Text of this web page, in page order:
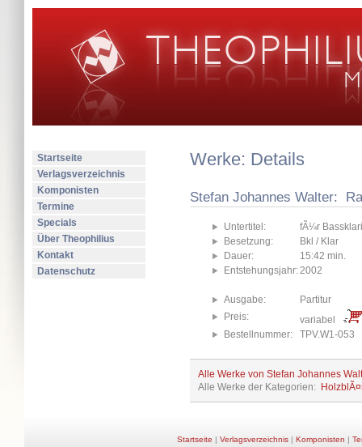
Startseite
Verlagsverzeichnis
Komponisten
Termine
Specials
Über Theophilius
Kontakt
Datenschutz
Werke: Details
Stefan Johannes Walter:
Untertitel:
fÃ¼r
Besetzung:
Bkl / Klar
Dauer:
15:42 min.
Entstehungsjahr:2002
Ausgabe:
Partitur
Preis:
variabel
Bestellnummer:
TPV.W1-053
Alle Werke von Stefan Johannes
Alle Werke der Kategorien:
Startseite | Verlagsverzeichnis| Komponisten |